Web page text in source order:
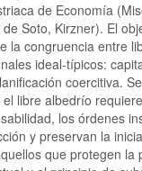
de Economía
Soto, Kirzner). El
la congruencia entre
ideal‑típicos:
coercitiva.
libre albedrío
los órdenes
y preservan la
que protegen la